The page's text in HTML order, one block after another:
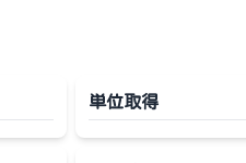
単位取得